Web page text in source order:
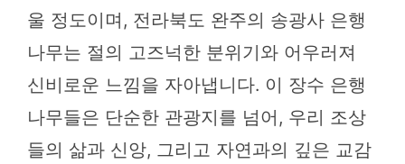
울 정도이며, 전라북도 완주의 송광사 은행
나무는 절의 고즈넉한 분위기와 어우러져
신비로운 느낌을 자아냅니다. 이 장수 은행
나무들은 단순한 관광지를 넘어, 우리 조상
들의 삶과 신앙, 그리고 자연과의 깊은 교감